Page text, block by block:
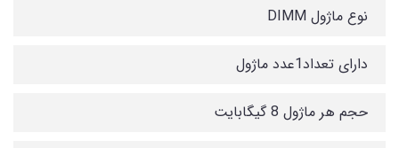
نوع ماژول DIMM
دارای تعداد1عدد ماژول
حجم هر ماژول 8 گیگابایت